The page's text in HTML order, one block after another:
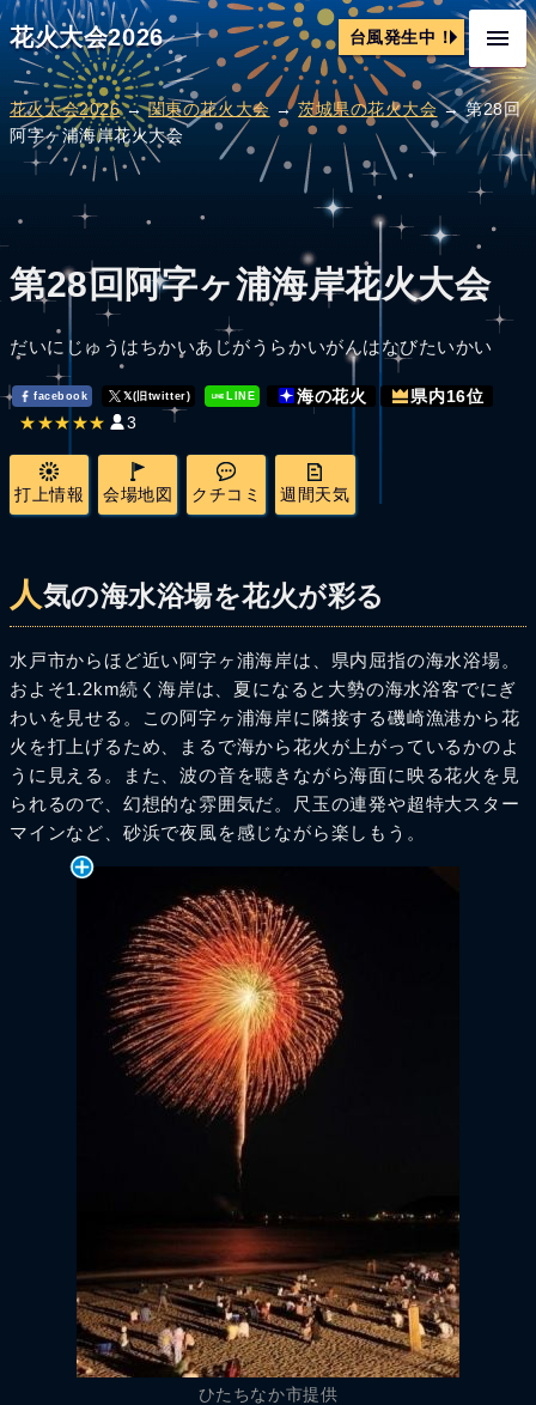
花火大会2026 台風発生中！
花火大会2026→関東の花火大会 →茨城県の花火大会→ 第28回
阿字ヶ浦海岸花火大会
第28回阿字ヶ浦海岸花火大会
だいにじゅうはちかいあじがうらかいがんはなびたいかい
facebook 𝕏(旧twitter) LINE 海の花火 県内16位
★★★★★ 3
打上情報 会場地図 クチコミ 週間天気
人気の海水浴場を花火が彩る
水戸市からほど近い阿字ヶ浦海岸は、県内屈指の海水浴場。
およそ1.2km続く海岸は、夏になると大勢の海水浴客でにぎ
わいを見せる。この阿字ヶ浦海岸に隣接する磯崎漁港から花
火を打上げるため、まるで海から花火が上がっているかのよ
うに見える。また、波の音を聴きながら海面に映る花火を見
られるので、幻想的な雰囲気だ。尺玉の連発や超特大スター
マインなど、砂浜で夜風を感じながら楽しもう。
ひたちなか市提供